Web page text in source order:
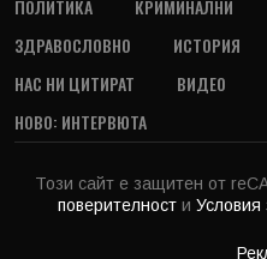
ПОЛИТИКА
КРИМИНАЛНИ
ЗДРАВОСЛОВНО
ИСТОРИЯ
НАС НИ ЦИТИРАТ
ВИДЕО
НОВО: ИНТЕРВЮТА
Този сайт е защитен от
поверителност и Условия